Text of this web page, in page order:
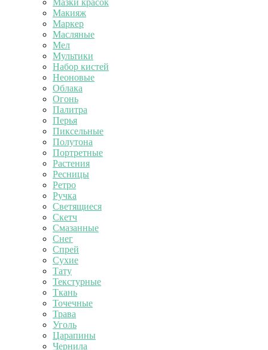
Мазки красок
Макияж
Маркер
Масляные
Мел
Мультики
Набор кистей
Неоновые
Облака
Огонь
Палитра
Перья
Пиксельные
Полутона
Портретные
Растения
Ресницы
Ретро
Ручка
Светящиеся
Скетч
Смазанные
Снег
Спрей
Сухие
Тату
Текстурные
Ткань
Точечные
Трава
Уголь
Царапины
Чернила